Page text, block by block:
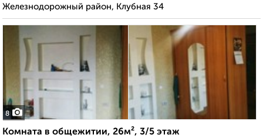
Железнодорожный район, Клубная 34
8
Комната в общежитии, 26м², 3/5 этаж